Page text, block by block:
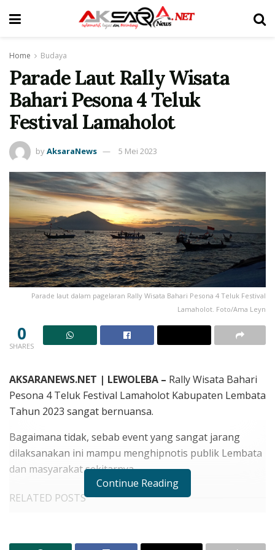
Home Budaya
Parade Laut Rally Wisata
Bahari Pesona 4 Teluk
Festival Lamaholot
byAksaraNews 5 Mei 2023
Parade laut dalam pagelaran Rally Wisata Bahari Pesona 4 Teluk Festival
Lamaholot. Foto/Ama Leyn
0
SHARES
AKSARANEWS.NET | LEWOLEBA – Rally Wisata Bahari
Pesona 4 Teluk Festival Lamaholot Kabupaten Lembata
Tahun 2023 sangat bernuansa.
Bagaimana tidak, sebab event yang sangat jarang
dilaksanakan ini mampu menghipnotis publik Lembata
dan masyarakat sekitarnya.
RELATED POSTS
Continue Reading